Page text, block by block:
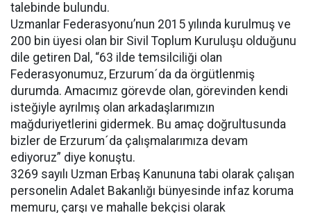
talebinde bulundu.
Uzmanlar Federasyonu’nun 2015 yılında kurulmuş ve
200 bin üyesi olan bir Sivil Toplum Kuruluşu olduğunu
dile getiren Dal, “63 ilde temsilciliği olan
Federasyonumuz, Erzurum´da da örgütlenmiş
durumda. Amacımız görevde olan, görevinden kendi
isteğiyle ayrılmış olan arkadaşlarımızın
mağduriyetlerini gidermek. Bu amaç doğrultusunda
bizler de Erzurum´da çalışmalarımıza devam
ediyoruz” diye konuştu.
3269 sayılı Uzman Erbaş Kanununa tabi olarak çalışan
personelin Adalet Bakanlığı bünyesinde infaz koruma
memuru, çarşı ve mahalle bekçisi olarak